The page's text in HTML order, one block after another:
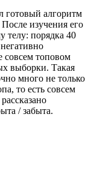
готовый алгоритм
изучения его
телу: порядка 40
совсем топовом
выборки. Такая
много не только
то есть совсем
/ забыта.